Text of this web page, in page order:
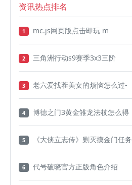
资讯热点排名
1 mc.js网页版点击即玩 m
2 三角洲行动s9赛季3x3三阶
3 老六爱找茬美女的烦恼怎么过-
4 博德之门3黄金雏龙法杖怎么得
5 《大侠立志传》剿灭摸金门任务
6 代号破晓官方正版角色介绍